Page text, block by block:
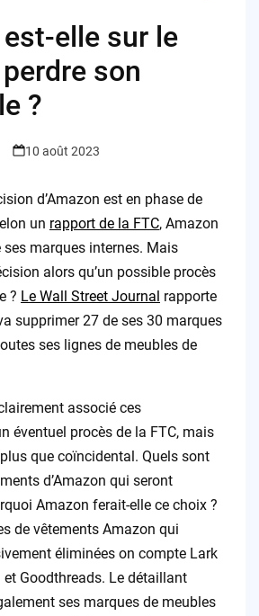
elle sur le
son
?
10 août 2023
d’Amazon est en phase de
un rapport de la FTC, Amazon
ses marques internes. Mais
alors qu’un possible procès
? Le Wall Street Journal rapporte
supprimer 27 de ses 30 marques
ses lignes de meubles de
associé ces
éventuel procès de la FTC, mais
que coïncidental. Quels sont
d’Amazon qui seront
Amazon ferait-elle ce choix ?
de vêtements Amazon qui
éliminées on compte Lark
et Goodthreads. Le détaillant
ses marques de meubles